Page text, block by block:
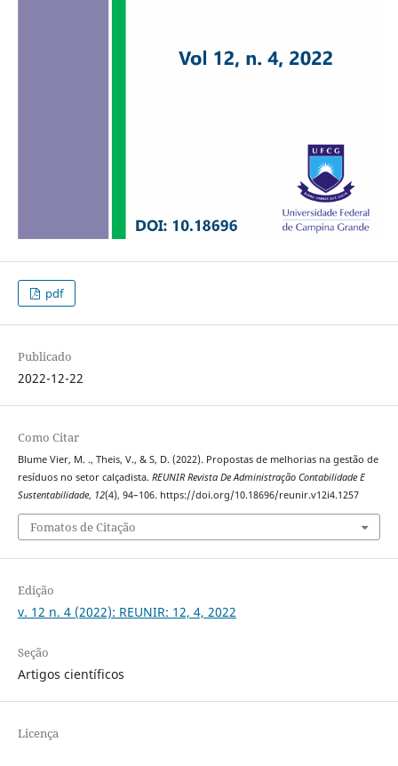
pdf
Publicado
2022-12-22
Como Citar
Blume Vier, M. ., Theis, V., & S, D. (2022). Propostas de melhorias na gestão de
resíduos no setor calçadista. REUNIR Revista De Administração Contabilidade E
Sustentabilidade, 12(4), 94–106. https://doi.org/10.18696/reunir.v12i4.1257
Fomatos de Citação
Edição
v. 12 n. 4 (2022): REUNIR: 12, 4, 2022
Seção
Artigos científicos
Licença